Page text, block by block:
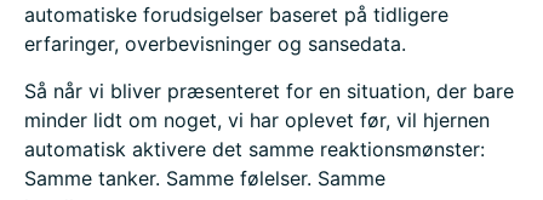
automatiske forudsigelser baseret på tidligere
erfaringer, overbevisninger og sansedata.
Så når vi bliver præsenteret for en situation, der bare
minder lidt om noget, vi har oplevet før, vil hjernen
automatisk aktivere det samme reaktionsmønster:
Samme tanker. Samme følelser. Samme